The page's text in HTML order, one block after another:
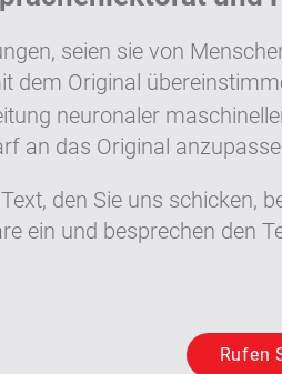
seien sie von
dem Original
neuronaler
an das Original
den Sie uns schicken,
ein und besprechen den
Rufen